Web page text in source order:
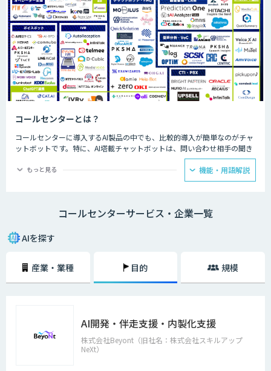
コールセンターとは？
コールセンターに導入するAI製品の中でも、比較的導入が簡単なのがチャ
ットボットです。特に、AI塔載チャットボットは、問い合わせ相手の聞き
たいことに対して、決められた回答をできるため、カスタマーサポートで
の普及が見込まれています。AIが問い合わせの4割を回答することで顧客
自身で自己解決できることが増え、スタッフが自ら行う部分を4割カット
大きな理由の一つです。顧客の時間の都合に合わせて問い合わせができる
ようになることで、カスタマーサポートが向上します。その結果顧客が知
た、AIによる自然なコミュニケーションを図ることで、顧客との関係性を
可能にする機能も重要です。専門スキルを持ったオペレーターがチャット
による対応を行うとともに、その中で得られたナレッジを蓄積していくこ
とで、運用開始後の回答精度の維持と向上につながります。AIと専門家と
の連携が、自動回答率を高めるサイクルを回します。また、蓄積されたナ
もっと見る 機能・用語解説
コールセンターサービス・企業一覧
AIを探す
産業・業種 目的 規模
AI開発・伴走支援・内製化支援
株式会社Beyont（旧社名：株式会社スキルアップ
NeXt）